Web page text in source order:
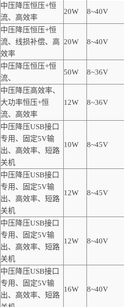
中压降压恒压+恒
流、高效率
20W 8~40V
中压降压恒压+恒
流、线损补偿、高
效率
20W 8~40V
中压降压恒压+恒
流、
50W 8~36V
中压降压高效率、
大功率恒压+恒
流、高效率
12W 8~36V
中压降压USB接口
专用、固定5V输
出、高效率、短路
关机
10W 8~45V
中压降压USB接口
专用、固定5V输
出、高效率、短路
关机
12W 8~45V
中压降压USB接口
专用、固定5V输
出、高效率、短路
关机
12W 8~40V
中压降压USB接口
专用、固定5V输
出、高效率、短路
16W 8~40V